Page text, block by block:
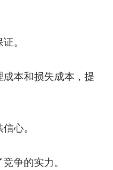
。
本和损失成本，提
心。
争的实力。